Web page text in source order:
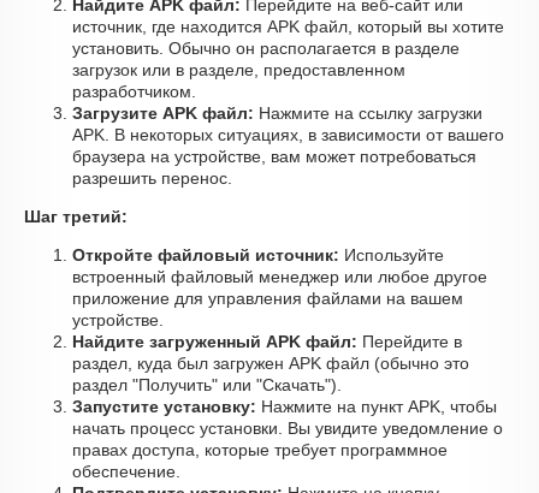
Найдите APK файл: Перейдите на веб-сайт или
источник, где находится APK файл, который вы хотите
установить. Обычно он располагается в разделе
загрузок или в разделе, предоставленном
разработчиком.
Загрузите APK файл: Нажмите на ссылку загрузки
APK. В некоторых ситуациях, в зависимости от вашего
браузера на устройстве, вам может потребоваться
разрешить перенос.
Шаг третий:
Откройте файловый источник: Используйте
встроенный файловый менеджер или любое другое
приложение для управления файлами на вашем
устройстве.
Найдите загруженный APK файл: Перейдите в
раздел, куда был загружен APK файл (обычно это
раздел "Получить" или "Скачать").
Запустите установку: Нажмите на пункт APK, чтобы
начать процесс установки. Вы увидите уведомление о
правах доступа, которые требует программное
обеспечение.